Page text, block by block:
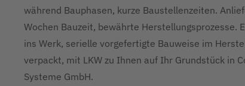
während Bauphasen, kurze Baustellenzeiten.
Wochen Bauzeit, bewährte Herstellungsprozesse.
ins Werk, serielle vorgefertigte Bauweise im
verpackt, mit LKW zu Ihnen auf Ihr Grundstück in
Systeme GmbH.